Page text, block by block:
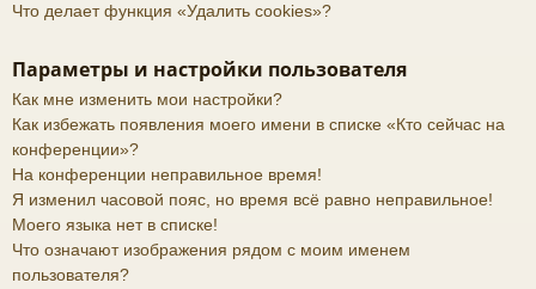
Что делает функция «Удалить cookies»?
Параметры и настройки пользователя
Как мне изменить мои настройки?
Как избежать появления моего имени в списке «Кто сейчас на
конференции»?
На конференции неправильное время!
Я изменил часовой пояс, но время всё равно неправильное!
Моего языка нет в списке!
Что означают изображения рядом с моим именем
пользователя?